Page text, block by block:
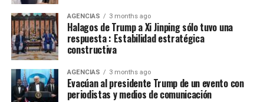
Alcaldía de Ibagué, a Cristian Torres jefe de prensa y
comunicaciónes de la alcaldia, Mauricio Hernandez Cala
secretario de cultura de Ibague y a todo ese gran grupo
de trabajo en las diferentes áreas que con su
profesionalismo, dedicación y arduo trabajo mantienen
en alto el orgullo Ibaguereño.
AGENCIAS 3 months ago
Halagos de Trump a Xi Jinping sólo tuvo una
respuesta : Estabilidad estratégica
constructiva
AGENCIAS 3 months ago
Evacúan al presidente Trump de un evento con
periodistas y medios de comunicación